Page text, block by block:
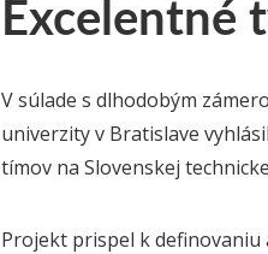
Excelentné
V súlade s dlhodobým
univerzity v Bratislave
tímov na Slovenskej
Projekt prispel k